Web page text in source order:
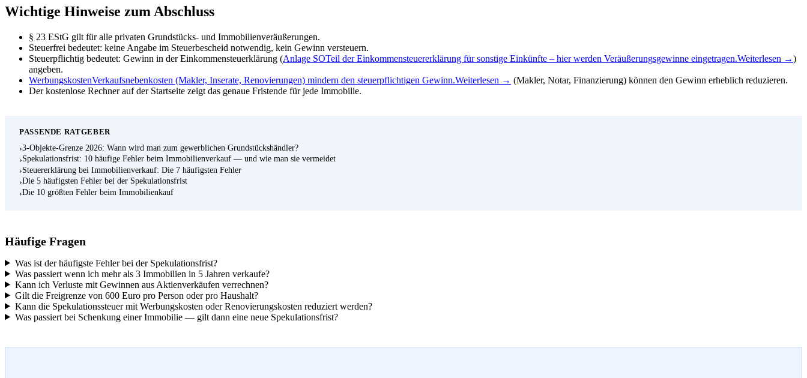
Wichtige Hinweise zum Abschluss
§ 23 EStG gilt für alle privaten Grundstücks- und Immobilienveräußerungen.
Steuerfrei bedeutet: keine Angabe im Steuerbescheid notwendig, kein Gewinn versteuern.
Steuerpflichtig bedeutet: Gewinn in der Einkommensteuerklärung (Anlage SOTeil der Einkommensteuererklärung für sonstige Einkünfte – hier werden Veräußerungsgewinne eingetragen.Weiterlesen →)
angeben.
WerbungskostenVerkaufsnebenkosten (Makler, Inserate, Renovierungen) mindern den steuerpflichtigen Gewinn.Weiterlesen → (Makler, Notar, Finanzierung) können den Gewinn erheblich reduzieren.
Der kostenlose Rechner auf der Startseite zeigt das genaue Fristende für jede Immobilie.
PASSENDE RATGEBER
›3-Objekte-Grenze 2026: Wann wird man zum gewerblichen Grundstückshändler?
›Spekulationsfrist: 10 häufige Fehler beim Immobilienverkauf — und wie man sie vermeidet
›Steuererklärung bei Immobilienverkauf: Die 7 häufigsten Fehler
›Die 5 häufigsten Fehler bei der Spekulationsfrist
›Die 10 größten Fehler beim Immobilienkauf
Häufige Fragen
Was ist der häufigste Fehler bei der Spekulationsfrist?
Was passiert wenn ich mehr als 3 Immobilien in 5 Jahren verkaufe?
Kann ich Verluste mit Gewinnen aus Aktienverkäufen verrechnen?
Gilt die Freigrenze von 600 Euro pro Person oder pro Haushalt?
Kann die Spekulationssteuer mit Werbungskosten oder Renovierungskosten reduziert werden?
Was passiert bei Schenkung einer Immobilie — gilt dann eine neue Spekulationsfrist?